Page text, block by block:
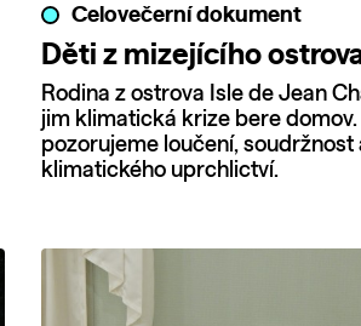
Celovečerní dokument
Děti z mizejícího
Rodina z ostrova Isle de Jean
jim klimatická krize bere
pozorujeme loučení, soudržnost
klimatického uprchlictví.